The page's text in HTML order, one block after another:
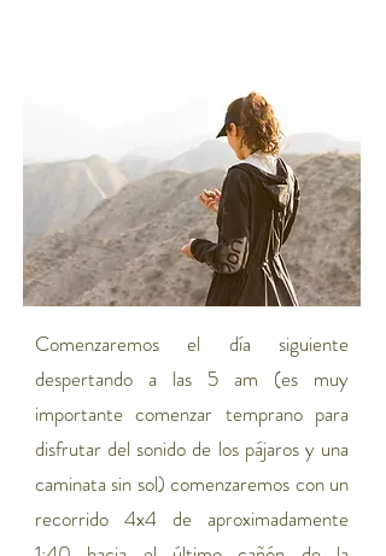
Comenzaremos el día siguiente
despertando a las 5 am (es muy
importante comenzar temprano para
disfrutar del sonido de los pájaros y una
caminata sin sol) comenzaremos con un
recorrido 4x4 de aproximadamente